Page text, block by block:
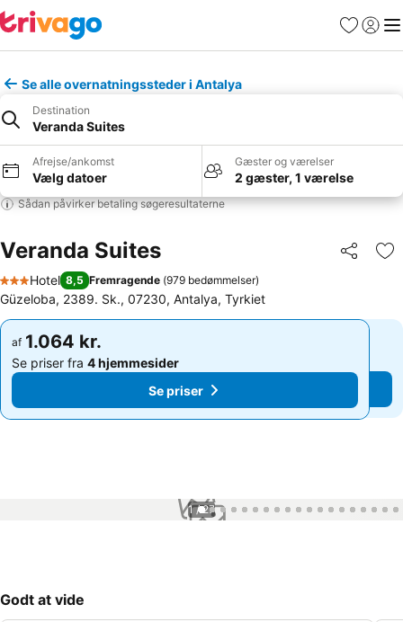
Favoritter
Log ind
Se alle overnatningssteder i Antalya
Destination
Veranda Suites
Afrejse/ankomst
Vælg datoer
Gæster og værelser
2 gæster, 1 værelse
Sådan påvirker betaling søgeresultaterne
Veranda Suites Del
3 Stjerner
Hotel 8,5 Fremragende (979 bedømmelser)
Güzeloba, 2389. Sk., 07230, Antalya, Tyrkiet
af 1.064 kr.
Se priser fra 4 hjemmesider
Se priser
af 1.064 kr.
Se priser fra 4 hjemmesider
Se priser
1 / 27
Godt at vide